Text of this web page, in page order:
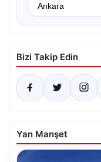
Bizi Takip Edin
Yan Manşet